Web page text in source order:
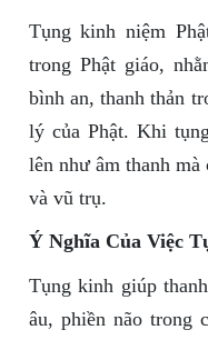
Tụng kinh niệm
trong Phật giáo,
bình an, thanh thản
lý của Phật. Khi
lên như âm thanh
và vũ trụ.
Ý Nghĩa Của Việc
Tụng kinh giúp
âu, phiền não trong